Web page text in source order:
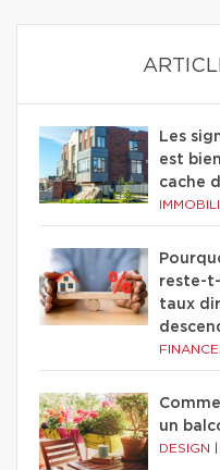
Les
est
cache
reste-
taux
un
DESIGN